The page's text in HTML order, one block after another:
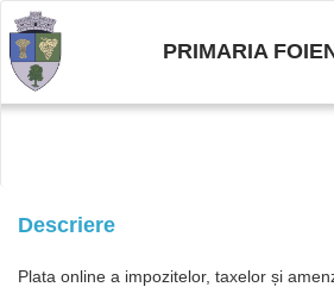
PRIMARIA
Descriere
Plata online a impozitelor, taxelor și